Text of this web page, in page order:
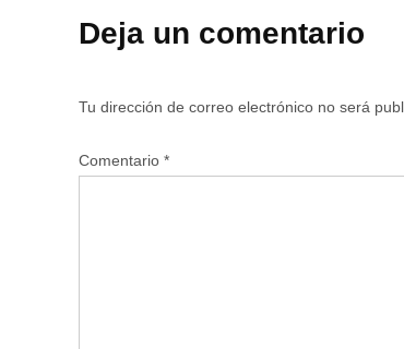
Deja un comentario
Tu dirección de correo electrónico no será
Comentario *